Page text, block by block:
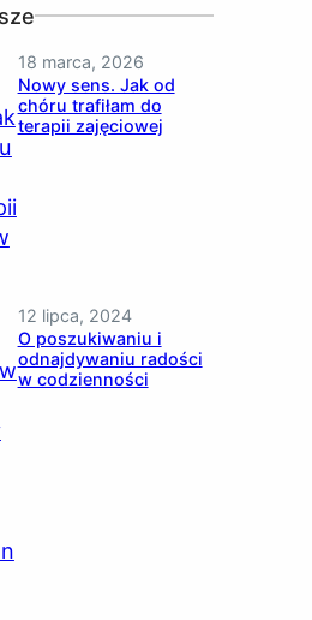
18 marca, 2026
Nowy sens. Jak od
chóru trafiłam do
terapii zajęciowej
12 lipca, 2024
O poszukiwaniu i
odnajdywaniu radości
w codzienności